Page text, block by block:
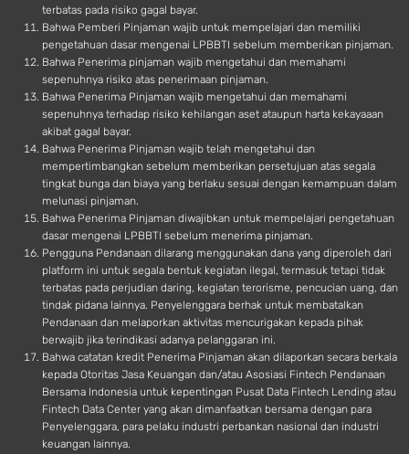
terbatas pada risiko gagal bayar.
Bahwa Pemberi Pinjaman wajib untuk mempelajari dan memiliki
pengetahuan dasar mengenai LPBBTI sebelum memberikan pinjaman.
Bahwa Penerima pinjaman wajib mengetahui dan memahami
sepenuhnya risiko atas penerimaan pinjaman.
Bahwa Penerima Pinjaman wajib mengetahui dan memahami
sepenuhnya terhadap risiko kehilangan aset ataupun harta kekayaaan
akibat gagal bayar.
Bahwa Penerima Pinjaman wajib telah mengetahui dan
mempertimbangkan sebelum memberikan persetujuan atas segala
tingkat bunga dan biaya yang berlaku sesuai dengan kemampuan dalam
melunasi pinjaman.
Bahwa Penerima Pinjaman diwajibkan untuk mempelajari pengetahuan
dasar mengenai LPBBTI sebelum menerima pinjaman.
Pengguna Pendanaan dilarang menggunakan dana yang diperoleh dari
platform ini untuk segala bentuk kegiatan ilegal, termasuk tetapi tidak
terbatas pada perjudian daring, kegiatan terorisme, pencucian uang, dan
tindak pidana lainnya. Penyelenggara berhak untuk membatalkan
Pendanaan dan melaporkan aktivitas mencurigakan kepada pihak
berwajib jika terindikasi adanya pelanggaran ini.
Bahwa catatan kredit Penerima Pinjaman akan dilaporkan secara berkala
kepada Otoritas Jasa Keuangan dan/atau Asosiasi Fintech Pendanaan
Bersama Indonesia untuk kepentingan Pusat Data Fintech Lending atau
Fintech Data Center yang akan dimanfaatkan bersama dengan para
Penyelenggara, para pelaku industri perbankan nasional dan industri
keuangan lainnya.